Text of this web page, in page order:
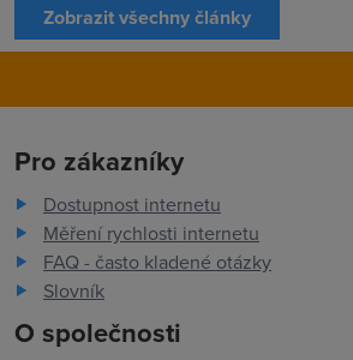
Zobrazit všechny články
Pro zákazníky
Dostupnost internetu
Měření rychlosti internetu
FAQ - často kladené otázky
Slovník
O společnosti